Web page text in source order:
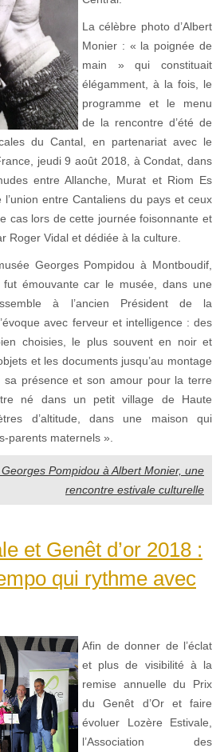
La célèbre photo d’Albert
Monier : « la poignée de
main » qui constituait
élégamment, à la fois, le
programme et le menu
de la rencontre d’été de
du Cantal, en partenariat avec le
jeudi 9 août 2018, à Condat, dans
entre Allanche, Murat et Riom Es
entre Cantaliens du pays et ceux
cas lors de cette journée foisonnante et
Roger Vidal et dédiée à la culture.
Georges Pompidou à Montboudif,
émouvante car le musée, dans une
à l’ancien Président de la
avec ferveur et intelligence : des
choisies, le plus souvent en noir et
et les documents jusqu’au montage
sa présence et son amour pour la terre
né dans un petit village de Haute
d’altitude, dans une maison qui
parents maternels ».
Pompidou à Albert Monier, une
rencontre estivale culturelle
et Genêt d’or 2018 :
qui rythme avec
Afin de donner de l’éclat
et plus de visibilité à la
remise annuelle du Prix
du Genêt d’Or et faire
évoluer Lozère Estivale,
l’Association des